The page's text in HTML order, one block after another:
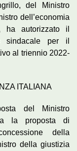
del Ministro
dell’economia
ha autorizzato il
sindacale per il
al triennio 2022-
ITALIANA
del Ministro
la proposta di
della
della giustizia